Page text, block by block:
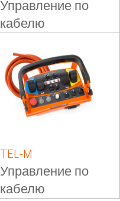
Управление по
кабелю
TEL-M
Управление по
кабелю